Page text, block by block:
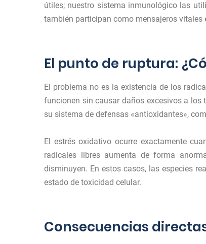
útiles; nuestro sistema inmunológico las
también participan como mensajeros vitales
El punto de ruptura:
El problema no es la existencia de los
funcionen sin causar daños excesivos a
su sistema de defensas «antioxidantes»,
El estrés oxidativo ocurre exactamente
radicales libres aumenta de forma
disminuyen. En estos casos, las especies
estado de toxicidad celular.
Consecuencias